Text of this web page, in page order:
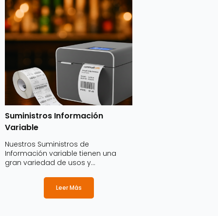
Suministros Información
Variable
Nuestros Suministros de
Información variable tienen una
gran variedad de usos y
ámbitos, ya que están diseñados
para la identificación de productos,
servicios, marcas o empresas,
Leer Más